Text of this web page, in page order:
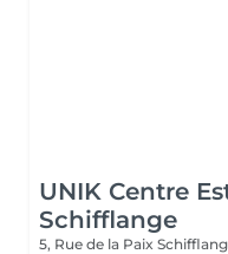
UNIK Centre
Schifflange
5, Rue de la Paix